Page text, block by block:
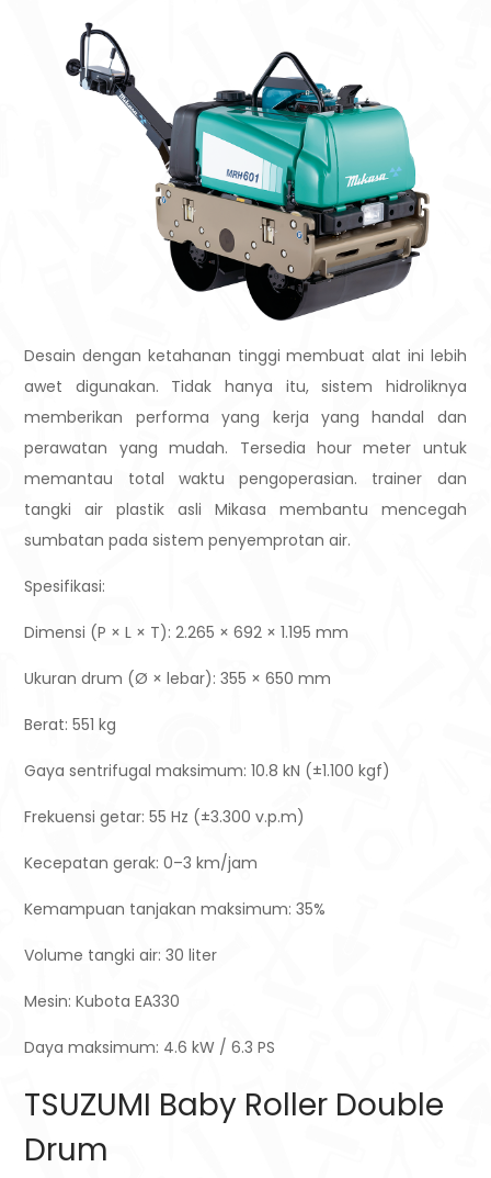
Desain dengan ketahanan tinggi membuat alat ini lebih
awet digunakan. Tidak hanya itu, sistem hidroliknya
memberikan performa yang kerja yang handal dan
perawatan yang mudah. Tersedia hour meter untuk
memantau total waktu pengoperasian. trainer dan
tangki air plastik asli Mikasa membantu mencegah
sumbatan pada sistem penyemprotan air.
Spesifikasi:
Dimensi (P × L × T): 2.265 × 692 × 1.195 mm
Ukuran drum (Ø × lebar): 355 × 650 mm
Berat: 551 kg
Gaya sentrifugal maksimum: 10.8 kN (±1.100 kgf)
Frekuensi getar: 55 Hz (±3.300 v.p.m)
Kecepatan gerak: 0–3 km/jam
Kemampuan tanjakan maksimum: 35%
Volume tangki air: 30 liter
Mesin: Kubota EA330
Daya maksimum: 4.6 kW / 6.3 PS
TSUZUMI Baby Roller Double
Drum